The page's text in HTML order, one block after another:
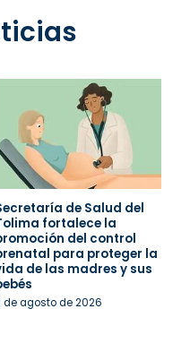
de Salud del
fortalece la
del control
para proteger la
de las madres y sus
de agosto de 2026